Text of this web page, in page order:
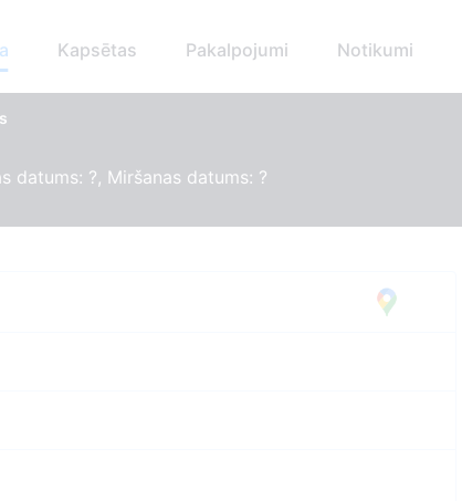
Kapsētas Pakalpojumi Notikumi
datums: ?, Miršanas datums: ?